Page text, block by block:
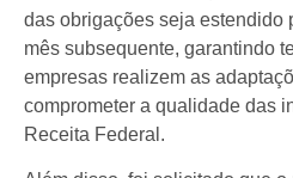
das obrigações seja estendido
mês subsequente, garantindo
empresas realizem as
comprometer a qualidade das
Receita Federal.